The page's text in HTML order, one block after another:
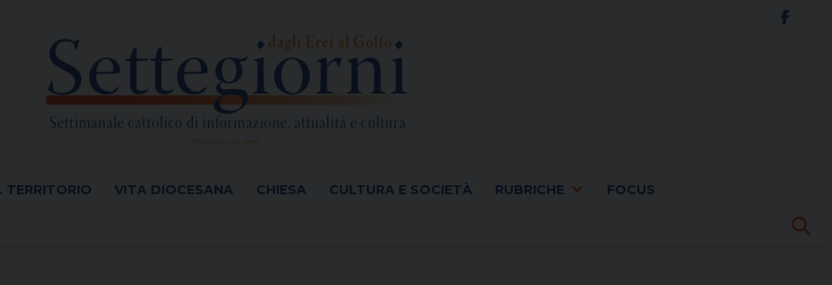
TERRITORIO VITA DIOCESANA CHIESA CULTURA E SOCIETÀ RUBRICHE FOCUS